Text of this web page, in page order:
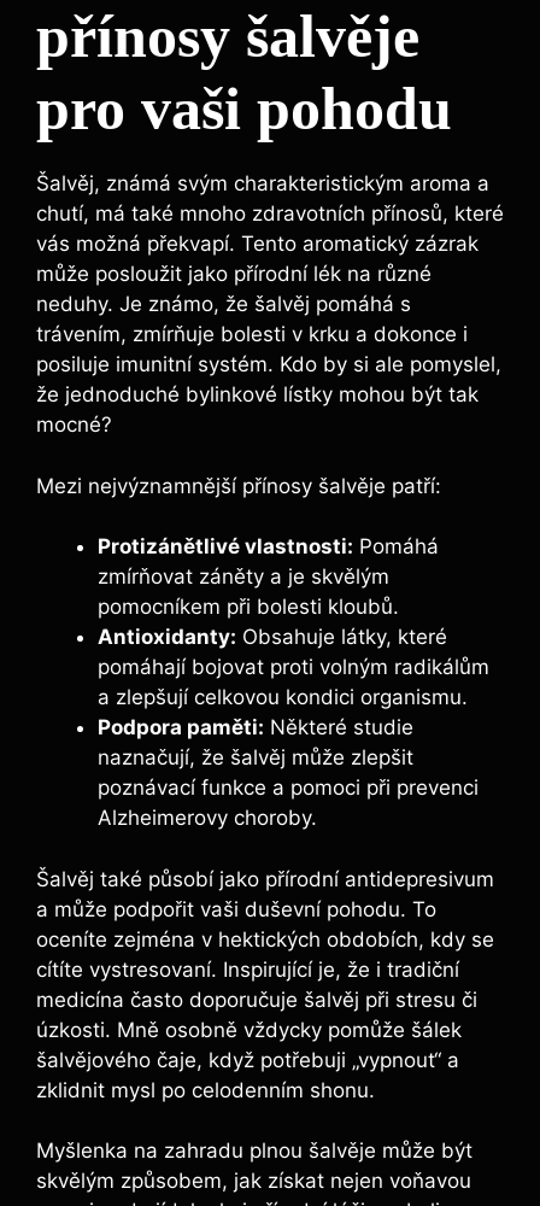
přínosy šalvěje
pro vaši pohodu
Šalvěj, známá svým charakteristickým aroma a
chutí, má také mnoho zdravotních přínosů, které
vás možná překvapí. Tento aromatický zázrak
může posloužit jako přírodní lék na různé
neduhy. Je známo, že šalvěj pomáhá s
trávením, zmírňuje bolesti v krku a dokonce i
posiluje imunitní systém. Kdo by si ale pomyslel,
že jednoduché bylinkové lístky mohou být tak
mocné?
Mezi nejvýznamnější přínosy šalvěje patří:
Protizánětlivé vlastnosti: Pomáhá
zmírňovat záněty a je skvělým
pomocníkem při bolesti kloubů.
Antioxidanty: Obsahuje látky, které
pomáhají bojovat proti volným radikálům
a zlepšují celkovou kondici organismu.
Podpora paměti: Některé studie
naznačují, že šalvěj může zlepšit
poznávací funkce a pomoci při prevenci
Alzheimerovy choroby.
Šalvěj také působí jako přírodní antidepresivum
a může podpořit vaši duševní pohodu. To
oceníte zejména v hektických obdobích, kdy se
cítíte vystresovaní. Inspirující je, že i tradiční
medicína často doporučuje šalvěj při stresu či
úzkosti. Mně osobně vždycky pomůže šálek
šalvějového čaje, když potřebuji „vypnout“ a
zklidnit mysl po celodenním shonu.
Myšlenka na zahradu plnou šalvěje může být
skvělým způsobem, jak získat nejen voňavou